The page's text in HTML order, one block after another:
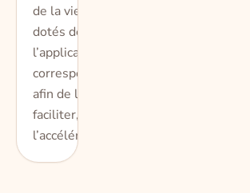
de la vie sont
dotés de
l’application
correspondante
afin de le
faciliter, de
l’accélérer ou d